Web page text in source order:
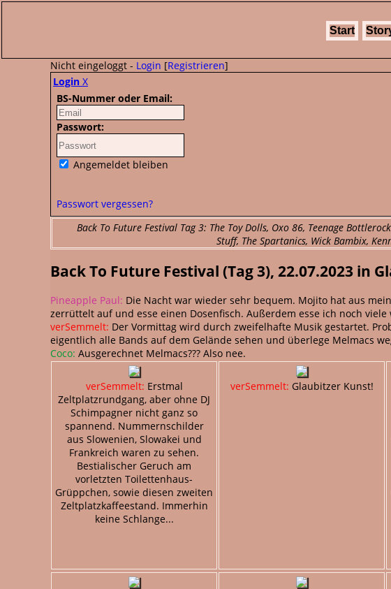
Start
Nicht eingeloggt - Login [Registrieren]
Login X
BS-Nummer oder Email:
Passwort:
Angemeldet bleiben
Passwort vergessen?
Back To Future Festival Tag 3: The Toy Dolls, Oxo 86, Teenage
Stuff, The Spartanics, Wick Bambix,
Back To Future Festival (Tag 3), 22.07.2023 in
Pineapple Paul: Die Nacht war wieder sehr bequem. Mojito hat aus
zerrüttelt auf und esse einen Dosenfisch. Außerdem esse ich noch
verSemmelt: Der Vormittag wird durch zweifelhafte Musik gestartet.
eigentlich alle Bands auf dem Gelände sehen und überlege Melmacs
Coco: Ausgerechnet Melmacs??? Also nee.
verSemmelt: Erstmal
Zeltplatzrundgang, aber ohne DJ
Schimpagner nicht ganz so
spannend. Nummernschilder
aus Slowenien, Slowakei und
Frankreich waren zu sehen.
Bestialischer Geruch am
vorletzten Toilettenhaus-
Grüppchen, sowie diesen zweiten
Zeltplatzkaffeestand. Immerhin
keine Schlange...
verSemmelt: Glaubitzer Kunst!